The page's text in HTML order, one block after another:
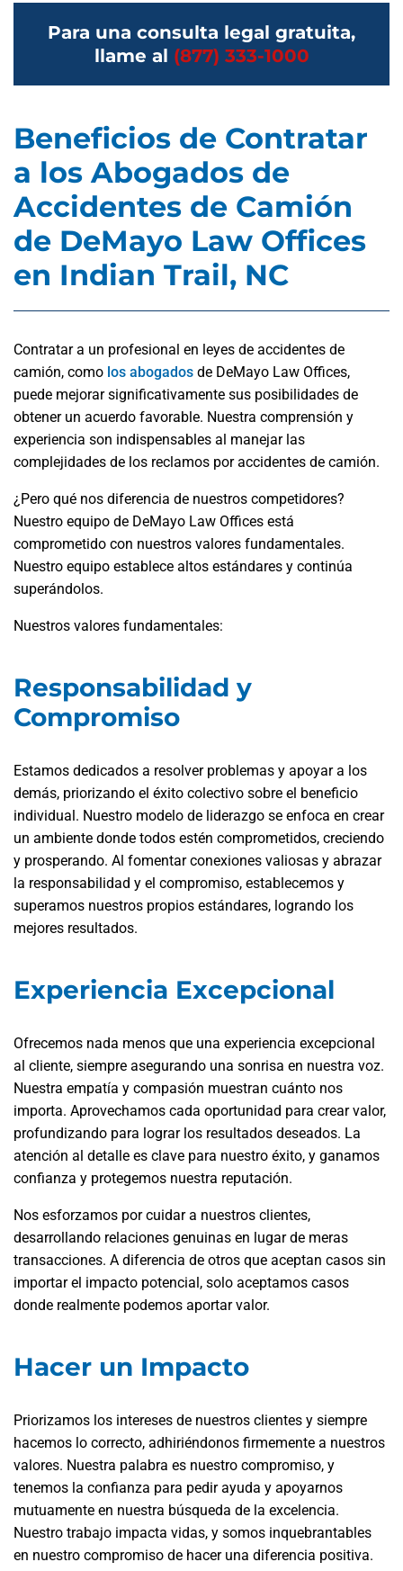
Para una consulta legal gratuita,
llame al (877) 333-1000
Beneficios de Contratar
a los Abogados de
Accidentes de Camión
de DeMayo Law Offices
en Indian Trail, NC
Contratar a un profesional en leyes de accidentes de
camión, como los abogados de DeMayo Law Offices,
puede mejorar significativamente sus posibilidades de
obtener un acuerdo favorable. Nuestra comprensión y
experiencia son indispensables al manejar las
complejidades de los reclamos por accidentes de camión.
¿Pero qué nos diferencia de nuestros competidores?
Nuestro equipo de DeMayo Law Offices está
comprometido con nuestros valores fundamentales.
Nuestro equipo establece altos estándares y continúa
superándolos.
Nuestros valores fundamentales:
Responsabilidad y
Compromiso
Estamos dedicados a resolver problemas y apoyar a los
demás, priorizando el éxito colectivo sobre el beneficio
individual. Nuestro modelo de liderazgo se enfoca en crear
un ambiente donde todos estén comprometidos, creciendo
y prosperando. Al fomentar conexiones valiosas y abrazar
la responsabilidad y el compromiso, establecemos y
superamos nuestros propios estándares, logrando los
mejores resultados.
Experiencia Excepcional
Ofrecemos nada menos que una experiencia excepcional
al cliente, siempre asegurando una sonrisa en nuestra voz.
Nuestra empatía y compasión muestran cuánto nos
importa. Aprovechamos cada oportunidad para crear valor,
profundizando para lograr los resultados deseados. La
atención al detalle es clave para nuestro éxito, y ganamos
confianza y protegemos nuestra reputación.
Nos esforzamos por cuidar a nuestros clientes,
desarrollando relaciones genuinas en lugar de meras
transacciones. A diferencia de otros que aceptan casos sin
importar el impacto potencial, solo aceptamos casos
donde realmente podemos aportar valor.
Hacer un Impacto
Priorizamos los intereses de nuestros clientes y siempre
hacemos lo correcto, adhiriéndonos firmemente a nuestros
valores. Nuestra palabra es nuestro compromiso, y
tenemos la confianza para pedir ayuda y apoyarnos
mutuamente en nuestra búsqueda de la excelencia.
Nuestro trabajo impacta vidas, y somos inquebrantables
en nuestro compromiso de hacer una diferencia positiva.